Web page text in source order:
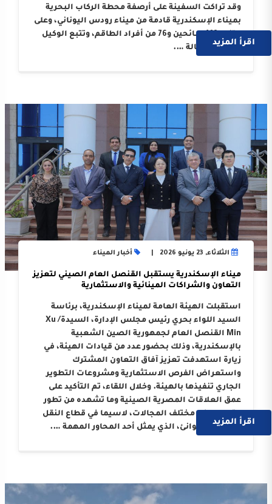
وقد تراكت السفينة على أرصفة محطة الركاب البحرية
بميناء الإسكندرية قادمة من ميناء رودس اليوناني، وعلى
متنها 103 سائحين و76 من أفراد الطاقم، وتتبع الوكيل
الملاحي “وكالة ….
اقرأ المزيد
الثلاثاء, 23 يونيو 2026 أخبار الميناء
ميناء الإسكندرية يستقبل القنصل العام الصيني لتعزيز
التعاون والشراكات المينائية والاستثمارية
استقبلت الهيئة العامة لميناء الإسكندرية، برئاسة
السيد اللواء بحري رئيس مجلس الإدارة، السيدة/ Xu
Min القنصل العام لجمهورية الصين الشعبية
بالإسكندرية، وذلك بحضور عدد من قيادات الهيئة، في
زيارة استهدفت تعزيز آفاق التعاون المشترك
واستعراض الفرص الاستثمارية ومشروعات التطوير
الجاري تنفيذها بالهيئة. وخلال اللقاء، تم التأكيد على
عمق العلاقات المصرية الصينية وما تشهده من تطور
متواصل في مختلف المجالات، لاسيما في قطاع النقل
البحري والموانئ، الذي يمثل أحد المحاور المهمة ….
اقرأ المزيد